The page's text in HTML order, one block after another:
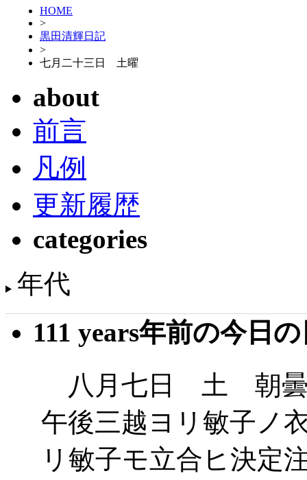
HOME
>
黒田清輝日記
>
七月二十三日 土曜
about
前言
凡例
更新履歴
categories
年代
111 years年前の今日
八月七日 土 朝
午後三越ヨリ敏子ノ
リ敏子モ立合ヒ決